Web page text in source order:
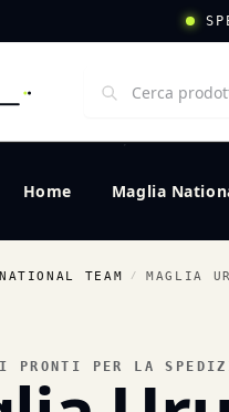
Home Maglia
TEAM / MAGLIA
PRONTI PER LA